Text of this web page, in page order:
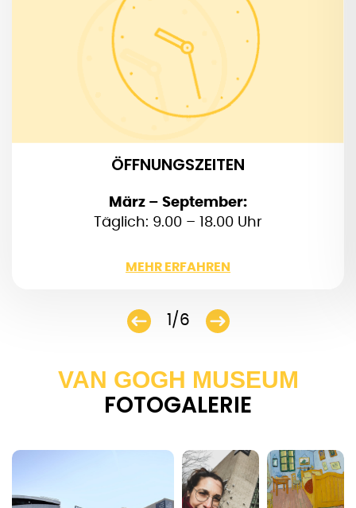
ÖFFNUNGSZEITEN
März – September:
Täglich: 9.00 – 18.00 Uhr
MEHR ERFAHREN
viele, viele Varianten…
Aber täglich ab 9 Uhr geöffnet – bis 17 oder 18
Uhr.
WENIGER
1/6
VAN GOGH MUSEUM
FOTOGALERIE